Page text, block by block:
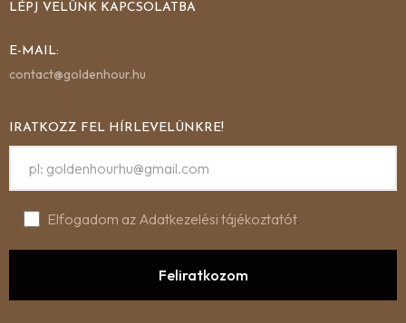
LÉPJ VELÜNK KAPCSOLATBA
E-MAIL:
contact@goldenhour.hu
IRATKOZZ FEL HÍRLEVELÜNKRE!
Elfogadom az Adatkezelési tájékoztatót.